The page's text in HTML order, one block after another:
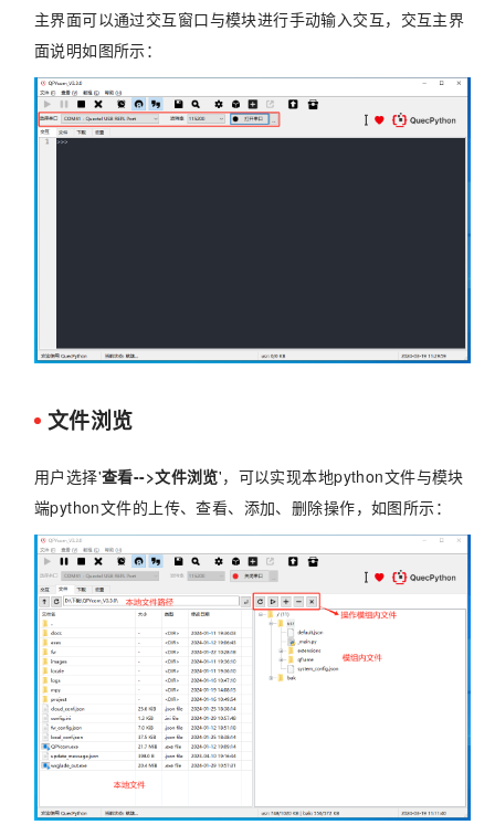
主界面可以通过交互窗口与模块进行手动输入交互，交互主界
面说明如图所示：
文件浏览
用户选择'查看-->文件浏览'，可以实现本地python文件与模块
端python文件的上传、查看、添加、删除操作，如图所示：